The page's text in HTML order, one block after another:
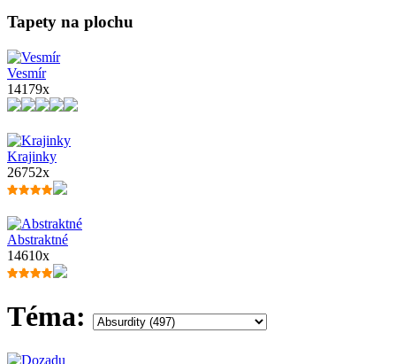
Tapety na plochu
Vesmír
14179x
Krajinky
26752x
Abstraktné
14610x
Téma: